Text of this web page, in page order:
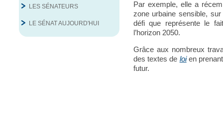
LES SÉNATEURS
LE SÉNAT AUJOURD'HUI
Par exemple, elle a
zone urbaine sensible,
défi que représente le
l’horizon 2050.
Grâce aux nombreux
des textes de loien
futur.